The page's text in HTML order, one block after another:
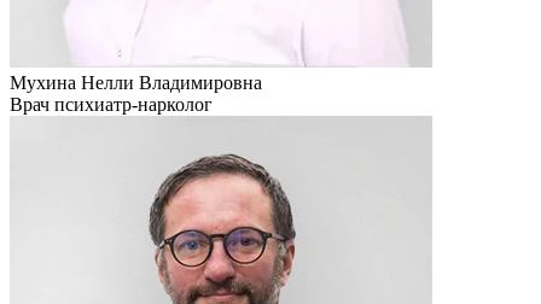
Мухина Нелли Владимировна
Врач психиатр-нарколог